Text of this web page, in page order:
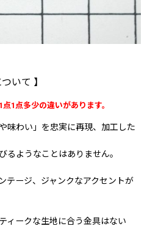
いて 】
1点多少の違いがあります。
味わい」を忠実に再現、加工した
るようなことはありません。
テージ、ジャンクなアクセントが
ィークな生地に合う金具はない